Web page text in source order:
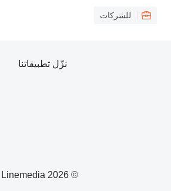
للشركات
© 2026 Linemedia
نزّل تطبيقاتنا